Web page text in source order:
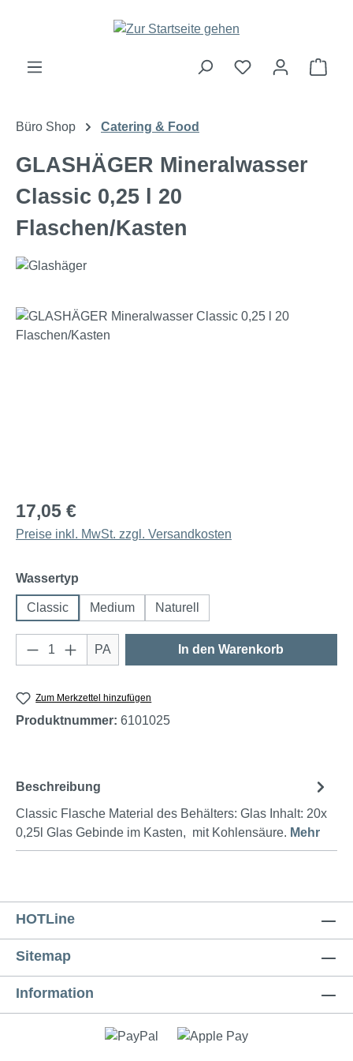
Zum Hauptinhalt springen
Büro Shop Catering & Food
GLASHÄGER Mineralwasser
Classic 0,25 l 20
Flaschen/Kasten
Bildergalerie überspringen
17,05 €
Preise inkl. MwSt. zzgl. Versandkosten
Wassertyp
Classic Medium Naturell
Produkt Anzahl: Gib den gewünschten
PA In den Warenkorb
Zum Merkzettel hinzufügen
Produktnummer: 6101025
Beschreibung
Classic Flasche Material des Behälters: Glas Inhalt: 20x
0,25l Glas Gebinde im Kasten, mit Kohlensäure. Mehr
HOTLine
Sitemap
Information